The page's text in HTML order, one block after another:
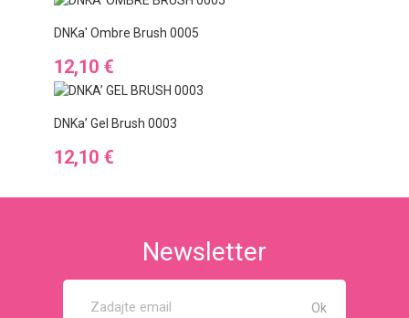
DNKa' Ombre Brush 0005
Cena
12,10 €
DNKa’ Gel Brush 0003
Cena
12,10 €
Newsletter